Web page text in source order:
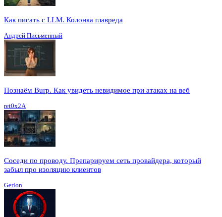
Как писать с LLM. Колонка главреда
Андрей Письменный
Познаём Burp. Как увидеть невидимое при атаках на веб
ret0x2A
Соседи по проводу. Препарируем сеть провайдера, который
забыл про изоляцию клиентов
Gerion